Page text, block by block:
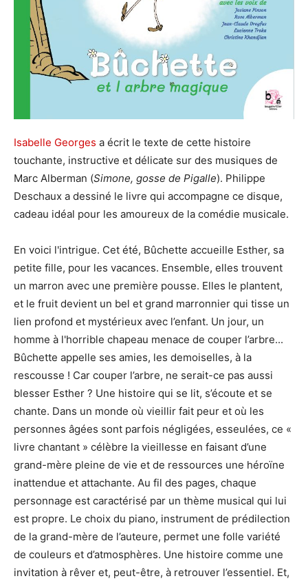
Isabelle Georges a écrit le texte de cette histoire
touchante, instructive et délicate sur des musiques de
Marc Alberman (Simone, gosse de Pigalle). Philippe
Deschaux a dessiné le livre qui accompagne ce disque,
cadeau idéal pour les amoureux de la comédie musicale.
En voici l'intrigue. Cet été, Bûchette accueille Esther, sa
petite fille, pour les vacances. Ensemble, elles trouvent
un marron avec une première pousse. Elles le plantent,
et le fruit devient un bel et grand marronnier qui tisse un
lien profond et mystérieux avec l’enfant. Un jour, un
homme à l'horrible chapeau menace de couper l’arbre...
Bûchette appelle ses amies, les demoiselles, à la
rescousse ! Car couper l’arbre, ne serait-ce pas aussi
blesser Esther ? Une histoire qui se lit, s’écoute et se
chante. Dans un monde où vieillir fait peur et où les
personnes âgées sont parfois négligées, esseulées, ce «
livre chantant » célèbre la vieillesse en faisant d’une
grand-mère pleine de vie et de ressources une héroïne
inattendue et attachante. Au fil des pages, chaque
personnage est caractérisé par un thème musical qui lui
est propre. Le choix du piano, instrument de prédilection
de la grand-mère de l’auteure, permet une folle variété
de couleurs et d’atmosphères. Une histoire comme une
invitation à rêver et, peut-être, à retrouver l’essentiel. Et,